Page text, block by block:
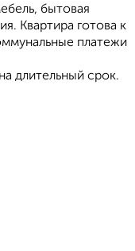
бытовая
Квартира готова к
платежи
длительный срок.